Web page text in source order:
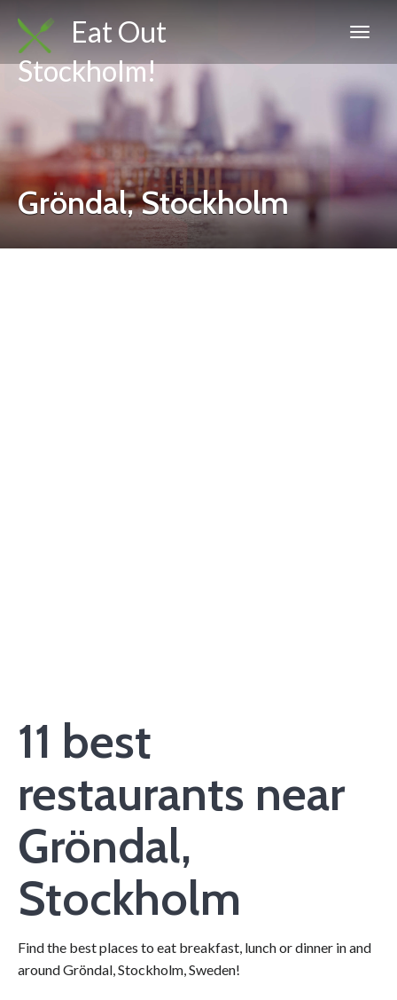
Eat Out
Stockholm!
Gröndal, Stockholm
11 best
restaurants near
Gröndal,
Stockholm
Find the best places to eat breakfast, lunch or dinner in and
around Gröndal, Stockholm, Sweden!